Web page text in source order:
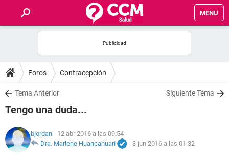
MENU
FOROS
SALUD
FAMILIA
NUTRICIÓN
Foros Contracepción
Tema Anterior Siguiente Tema
Tengo una duda...
bjordan - 12 abr 2016 a las 09:54
Dra. Marlene Huancahuari
- 3 jun 2016 a las 01:32